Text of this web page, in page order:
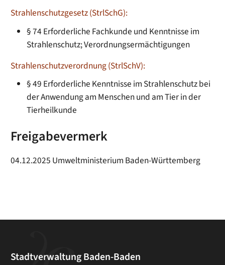
Strahlenschutzgesetz (StrlSchG):
§ 74Erforderliche Fachkunde und Kenntnisse im
Strahlenschutz; Verordnungsermächtigungen
Strahlenschutzverordnung (StrlSchV):
§ 49 Erforderliche Kenntnisse im Strahlenschutz bei
der Anwendung am Menschen und am Tier in der
Tierheilkunde
Freigabevermerk
04.12.2025 Umweltministerium Baden-Württemberg
Stadtverwaltung Baden-Baden